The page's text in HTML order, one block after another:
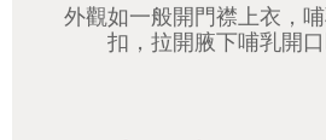
外觀如一般開門襟上衣，
扣，拉開腋下哺乳開口